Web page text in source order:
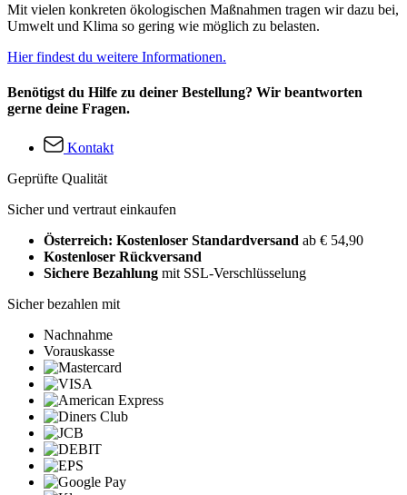
Mit vielen konkreten ökologischen Maßnahmen tragen wir dazu bei,
Umwelt und Klima so gering wie möglich zu belasten.
Hier findest du weitere Informationen.
Benötigst du Hilfe zu deiner Bestellung? Wir beantworten
gerne deine Fragen.
Kontakt
Geprüfte Qualität
Sicher und vertraut einkaufen
Österreich: Kostenloser Standardversand ab € 54,90
Kostenloser Rückversand
Sichere Bezahlung mit SSL-Verschlüsselung
Sicher bezahlen mit
Nachnahme
Vorauskasse